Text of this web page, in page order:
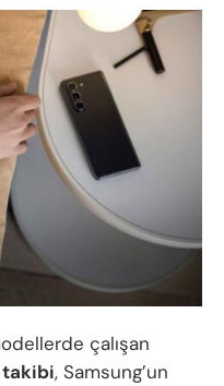
çalışan
takibi, Samsung’un